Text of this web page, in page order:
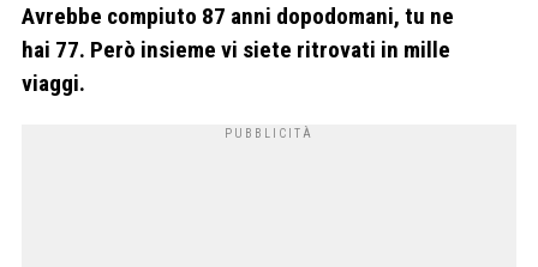
Avrebbe compiuto 87 anni dopodomani, tu ne
hai 77. Però insieme vi siete ritrovati in mille
viaggi.